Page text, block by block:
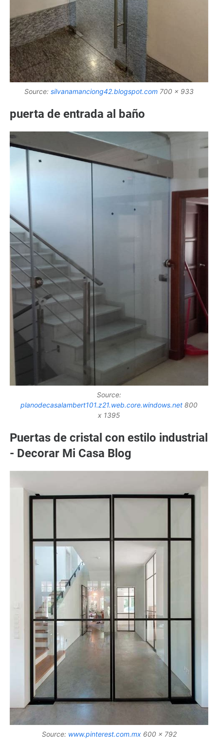
Source: silvanamanciong42.blogspot.com 700 x 933
puerta de entrada al baño
Source:
planodecasalambert101.z21.web.core.windows.net 800
x 1395
Puertas de cristal con estilo industrial
- Decorar Mi Casa Blog
Source: www.pinterest.com.mx600 x 792